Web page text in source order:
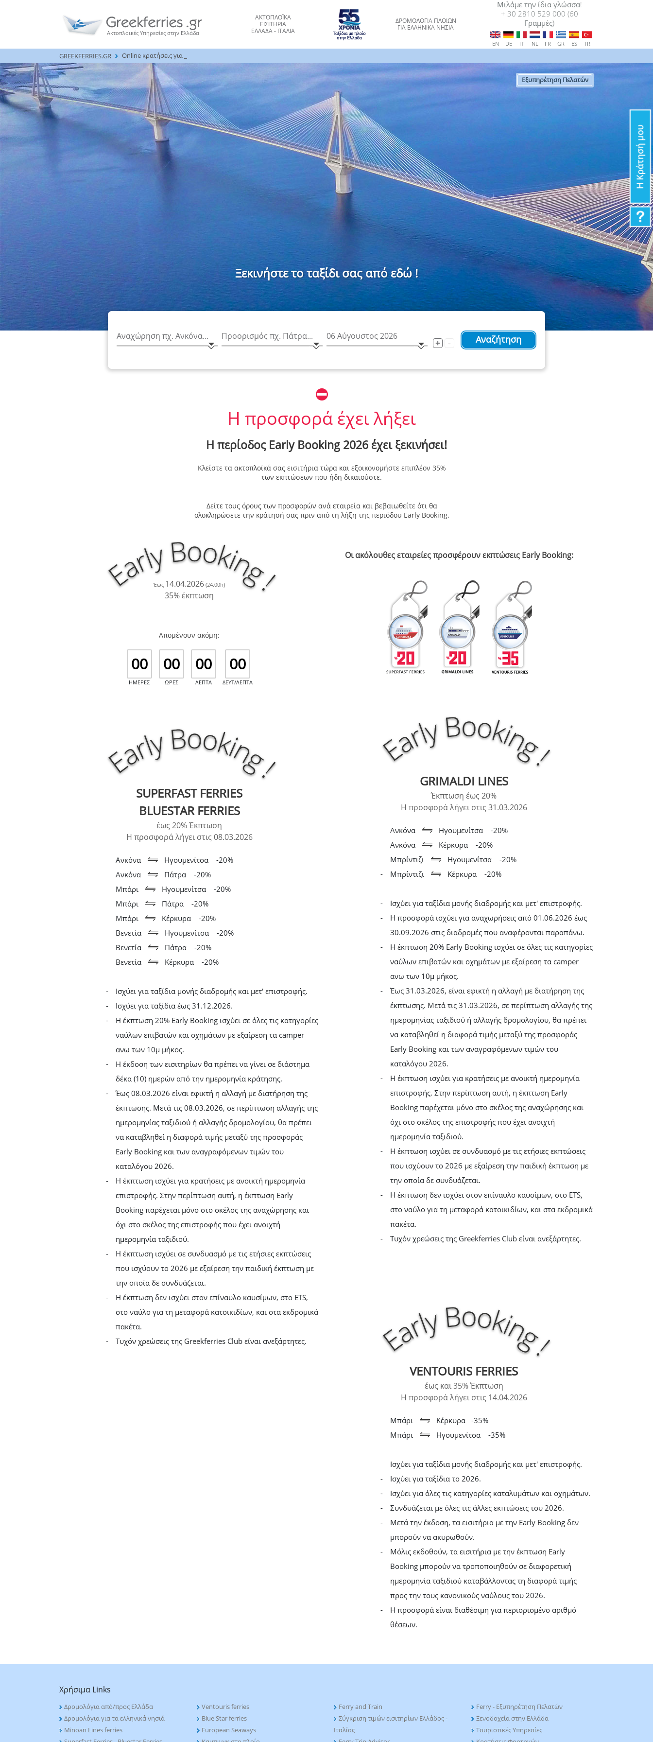
Ακτοπλοϊκές Υπηρεσίες στην Ελλάδα
ΑΚΤΟΠΛΟΪΚΑ
ΕΙΣΙΤΗΡΙΑ
ΕΛΛΑΔΑ - ΙΤΑΛΙΑ
ΔΡΟΜΟΛΟΓΙΑ ΠΛΟΙΩΝ
ΓΙΑ ΕΛΛΗΝΙΚΑ ΝΗΣΙΑ
Μιλάμε την ίδια γλώσσα!
+ 30 2810 529 000 (60
Γραμμές)
EN DE IT NL FR GR ES TR
GREEKFERRIES.GR Online κρατήσεις για όλα τα πλοία για Ιταλία - Ελλάδα
Εξυπηρέτηση Πελατών
Ξεκινήστε το ταξίδι σας από εδώ !
+ Αναζήτηση
⛔
Η προσφορά έχει λήξει
Η περίοδος Early Booking 2026 έχει ξεκινήσει!
Κλείστε τα ακτοπλοϊκά σας εισιτήρια τώρα και εξοικονομήστε επιπλέον 35%
των εκπτώσεων που ήδη δικαιούστε.
Δείτε τους όρους των προσφορών ανά εταιρεία και βεβαιωθείτε ότι θα
ολοκληρώσετε την κράτησή σας πριν από τη λήξη της περιόδου Early Booking.
Έως 14.04.2026 (24.00h)
35% έκπτωση
Απομένουν ακόμη:
00
ΗΜΕΡΕΣ
00
ΩΡΕΣ
00
ΛΕΠΤΑ
00
ΔΕΥΤ/ΛΕΠΤΑ
SUPERFAST FERRIES
BLUESTAR FERRIES
έως 20% Έκπτωση
Η προσφορά λήγει στις 08.03.2026
Ανκόνα Ηγουμενίτσα
-20%
Ανκόνα
Πάτρα
-20%
Μπάρι
Ηγουμενίτσα
-20%
Μπάρι
Πάτρα
-20%
Μπάρι
Κέρκυρα
-20%
Βενετία
Ηγουμενίτσα
-20%
Βενετία
Πάτρα
-20%
Βενετία
Κέρκυρα -20%
Ισχύει για ταξίδια μονής διαδρομής και μετ' επιστροφής.
Ισχύει για ταξίδια έως 31.12.2026.
Η έκπτωση 20% Early Booking ισχύει σε όλες τις κατηγορίες
ναύλων επιβατών και οχημάτων με εξαίρεση τα camper
ανω των 10μ μήκος.
Η έκδοση των εισιτηρίων θα πρέπει να γίνει σε διάστημα
δέκα (10) ημερών από την ημερομηνία κράτησης.
Έως 08.03.2026 είναι εφικτή η αλλαγή με διατήρηση της
έκπτωσης. Μετά τις 08.03.2026, σε περίπτωση αλλαγής της
ημερομηνίας ταξιδιού ή αλλαγής δρομολογίου, θα πρέπει
να καταβληθεί η διαφορά τιμής μεταξύ της προσφοράς
Early Booking και των αναγραφόμενων τιμών του
καταλόγου 2026.
Η έκπτωση ισχύει για κρατήσεις με ανοικτή ημερομηνία
επιστροφής. Στην περίπτωση αυτή, η έκπτωση Early
Booking παρέχεται μόνο στο σκέλος της αναχώρησης και
όχι στο σκέλος της επιστροφής που έχει ανοιχτή
ημερομηνία ταξιδιού.
Η έκπτωση ισχύει σε συνδυασμό με τις ετήσιες εκπτώσεις
που ισχύουν το 2026 με εξαίρεση την παιδική έκπτωση με
την οποία δε συνδυάζεται.
Η έκπτωση δεν ισχύει στον επίναυλο καυσίμων, στο ETS,
στο ναύλο για τη μεταφορά κατοικιδίων, και στα εκδρομικά
πακέτα.
Τυχόν χρεώσεις της Greekferries Club είναι ανεξάρτητες.
Οι ακόλουθες εταιρείες προσφέρουν εκπτώσεις Early Booking:
GRIMALDI LINES
Έκπτωση έως 20%
Η προσφορά λήγει στις 31.03.2026
Ανκόνα Ηγουμενίτσα
-20%
Ανκόνα
Κέρκυρα
-20%
Μπρίντιζι
Ηγουμενίτσα
-20%
Μπρίντιζι
Κέρκυρα -20%
Ισχύει για ταξίδια μονής διαδρομής και μετ' επιστροφής.
Η προσφορά ισχύει για αναχωρήσεις από 01.06.2026 έως
30.09.2026 στις διαδρομές που αναφέρονται παραπάνω.
Η έκπτωση 20% Early Booking ισχύει σε όλες τις κατηγορίες
ναύλων επιβατών και οχημάτων με εξαίρεση τα camper
ανω των 10μ μήκος.
Έως 31.03.2026, είναι εφικτή η αλλαγή με διατήρηση της
έκπτωσης. Μετά τις 31.03.2026, σε περίπτωση αλλαγής της
ημερομηνίας ταξιδιού ή αλλαγής δρομολογίου, θα πρέπει
να καταβληθεί η διαφορά τιμής μεταξύ της προσφοράς
Early Booking και των αναγραφόμενων τιμών του
καταλόγου 2026.
Η έκπτωση ισχύει για κρατήσεις με ανοικτή ημερομηνία
επιστροφής. Στην περίπτωση αυτή, η έκπτωση Early
Booking παρέχεται μόνο στο σκέλος της αναχώρησης και
όχι στο σκέλος της επιστροφής που έχει ανοιχτή
ημερομηνία ταξιδιού.
Η έκπτωση ισχύει σε συνδυασμό με τις ετήσιες εκπτώσεις
που ισχύουν το 2026 με εξαίρεση την παιδική έκπτωση με
την οποία δε συνδυάζεται.
Η έκπτωση δεν ισχύει στον επίναυλο καυσίμων, στο ETS,
στο ναύλο για τη μεταφορά κατοικιδίων, και στα εκδρομικά
πακέτα.
Τυχόν χρεώσεις της Greekferries Club είναι ανεξάρτητες.
VENTOURIS FERRIES
έως και 35% Έκπτωση
Η προσφορά λήγει στις 14.04.2026
Μπάρι Κέρκυρα -35%
Μπάρι
Ηγουμενίτσα -35%
Ισχύει για ταξίδια μονής διαδρομής και μετ' επιστροφής.
Ισχύει για ταξίδια το 2026.
Ισχύει για όλες τις κατηγορίες καταλυμάτων και οχημάτων.
Συνδυάζεται με όλες τις άλλες εκπτώσεις του 2026.
Μετά την έκδοση, τα εισιτήρια με την Early Booking δεν
μπορούν να ακυρωθούν.
Μόλις εκδοθούν, τα εισιτήρια με την έκπτωση Early
Booking μπορούν να τροποποιηθούν σε διαφορετική
ημερομηνία ταξιδιού καταβάλλοντας τη διαφορά τιμής
προς την τους κανονικούς ναύλους του 2026.
Η προσφορά είναι διαθέσιμη για περιορισμένο αριθμό
θέσεων.
Χρήσιμα Links
Δρομολόγια από/προς Ελλάδα
Δρομολόγια για τα ελληνικά νησιά
Minoan Lines ferries
Ventouris ferries
Blue Star ferries
European Seaways
Ferry and Train
Σύγκριση τιμών εισιτηρίων Ελλάδος -
Ιταλίας
Ferry - Εξυπηρέτηση Πελατών
Ξενοδοχεία στην Ελλάδα
Τουριστικές Υπηρεσίες